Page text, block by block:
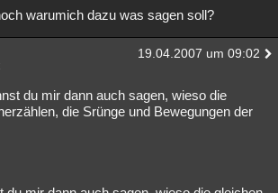
warumich dazu was sagen soll?
19.04.2007 um 09:02
du mir dann auch sagen, wieso die
die Srünge und Bewegungen der